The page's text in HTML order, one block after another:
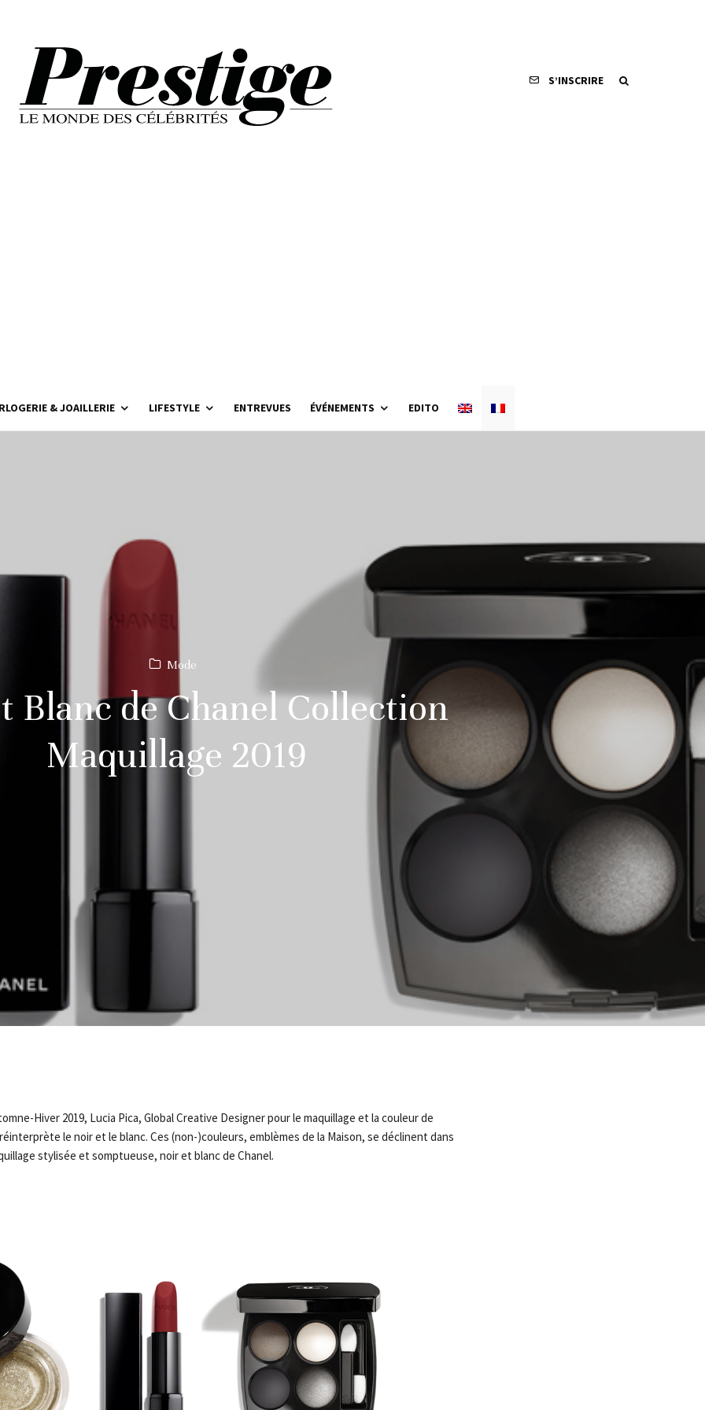
S’INSCRIRE
& JOAILLERIE LIFESTYLE ENTREVUES ÉVÉNEMENTS EDITO
Mode
Blanc de Chanel Collection
Maquillage 2019
Hiver 2019, Lucia Pica, Global Creative Designer pour le maquillage et la couleur de
le noir et le blanc. Ces (non-)couleurs, emblèmes de la Maison, se déclinent dans
stylisée et somptueuse, noir et blanc de Chanel.